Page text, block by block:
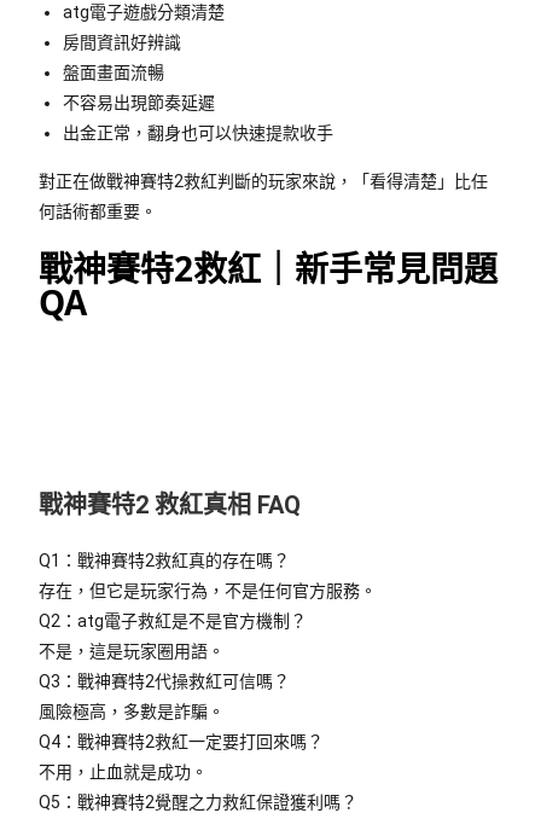
atg電子遊戲分類清楚
房間資訊好辨識
盤面畫面流暢
不容易出現節奏延遲
出金正常，翻身也可以快速提款收手
對正在做戰神賽特2救紅判斷的玩家來說，「看得清楚」比任
何話術都重要。
戰神賽特2救紅｜新手常見問題
QA
戰神賽特2 救紅真相 FAQ
Q1：戰神賽特2救紅真的存在嗎？
存在，但它是玩家行為 ，不是任何官方服務。
Q2：atg電子救紅是不是官方機制？
不是，這是玩家圈用語 。
Q3：戰神賽特2代操救紅可信嗎？
風險極高， 多數是詐騙 。
Q4：戰神賽特2救紅一定要打回來嗎？
不用， 止血就是成功 。
Q5：戰神賽特2覺醒之力救紅保證獲利嗎？